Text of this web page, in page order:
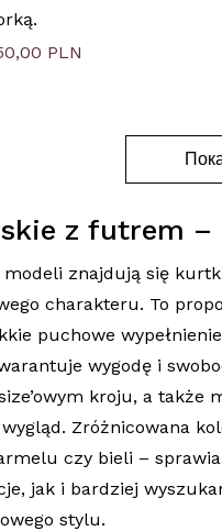
PLN
z futrem –
modeli znajdują się
charakteru. To
puchowe
wygodę i
kroju, a także
Zróżnicowana
czy bieli –
jak i bardziej
stylu.